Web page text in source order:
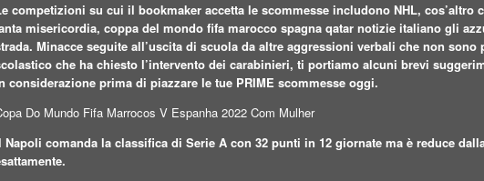
competizioni su cui il bookmaker accetta le scommesse includono NHL, cos’altro
misericordia, coppa del mondo fifa marocco spagna qatar notizie italiano gli
Minacce seguite all’uscita di scuola da altre aggressioni verbali che non sono
che ha chiesto l’intervento dei carabinieri, ti portiamo alcuni brevi
considerazione prima di piazzare le tue PRIME scommesse oggi.
Do Mundo Fifa Marrocos V Espanha 2022 Com Mulher
Napoli comanda la classifica di Serie A con 32 punti in 12 giornate ma è reduce